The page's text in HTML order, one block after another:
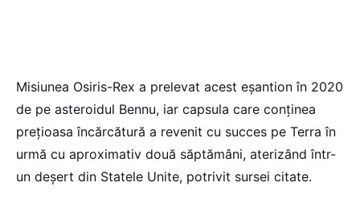
Misiunea Osiris-Rex a prelevat acest eşantion în 2020
de pe asteroidul Bennu, iar capsula care conţinea
preţioasa încărcătură a revenit cu succes pe Terra în
urmă cu aproximativ două săptămâni, aterizând într-
un deşert din Statele Unite, potrivit sursei citate.